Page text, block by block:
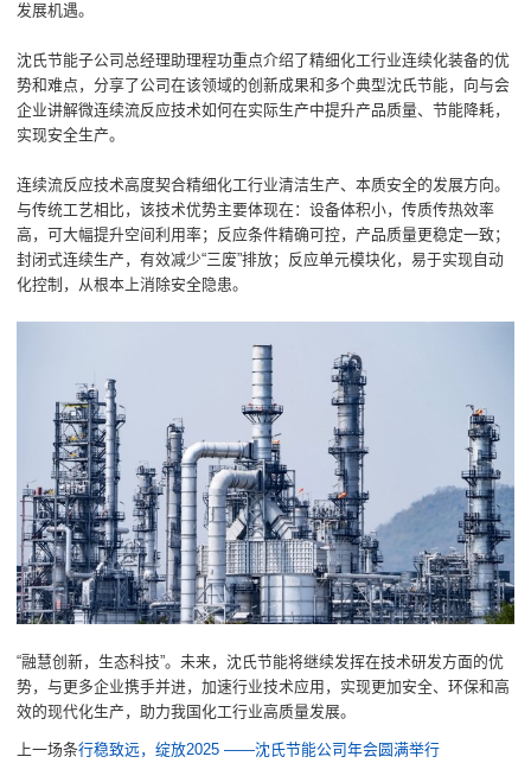
发展机遇。
沈氏节能子公司总经理助理程功重点介绍了精细化工行业连续化装备的优
势和难点，分享了公司在该领域的创新成果和多个典型沈氏节能，向与会
企业讲解微连续流反应技术如何在实际生产中提升产品质量、节能降耗，
实现安全生产。
连续流反应技术高度契合精细化工行业清洁生产、本质安全的发展方向。
与传统工艺相比，该技术优势主要体现在：设备体积小，传质传热效率
高，可大幅提升空间利用率；反应条件精确可控，产品质量更稳定一致；
封闭式连续生产，有效减少“三废”排放；反应单元模块化，易于实现自动
化控制，从根本上消除安全隐患。
“融慧创新，生态科技”。未来，沈氏节能将继续发挥在技术研发方面的优
势，与更多企业携手并进，加速行业技术应用，实现更加安全、环保和高
效的现代化生产，助力我国化工行业高质量发展。
上一场条行稳致远，绽放2025 ——沈氏节能公司年会圆满举行